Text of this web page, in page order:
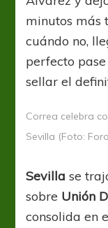
minutos más
cuándo no,
perfecto
sellar el
Correa celebra
Sevilla (Foto:
Sevilla se
sobre Unión
consolida en